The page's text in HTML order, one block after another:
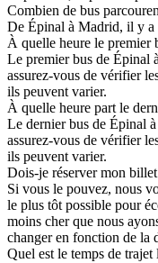
Combien de bus
De Épinal à Madrid, il y a
À quelle heure le premier
Le premier bus de Épinal
assurez-vous de vérifier
ils peuvent varier.
À quelle heure part le
Le dernier bus de Épinal
assurez-vous de vérifier
ils peuvent varier.
Dois-je réserver mon
Si vous le pouvez, nous
le plus tôt possible pour
moins cher que nous
changer en fonction de la
Quel est le temps de